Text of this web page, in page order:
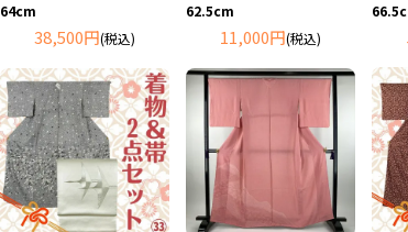
64cm
38,500円(税込)
62.5cm
11,000円(税込)